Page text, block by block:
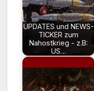
UPDATES und NEWS-
TICKER zum
Nahostkrieg - z.B:
US…